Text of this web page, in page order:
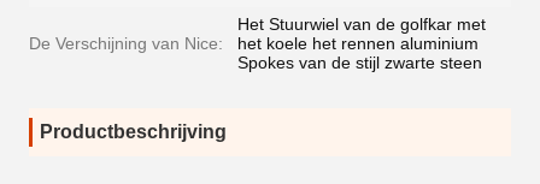
De Verschijning van Nice:
Het Stuurwiel van de golfkar met
het koele het rennen aluminium
Spokes van de stijl zwarte steen
Productbeschrijving